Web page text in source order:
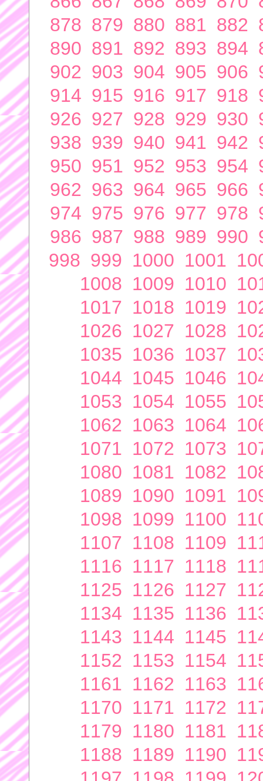
878 879 880 881 882
890 891 892 893 894
902 903 904 905 906
914 915 916 917 918
926 927 928 929 930
938 939 940 941 942
950 951 952 953 954
962 963 964 965 966
974 975 976 977 978
986 987 988 989 990
998 999 1000 1001
1008 1009 1010
1017 1018 1019
1026 1027 1028
1035 1036 1037
1044 1045 1046
1053 1054 1055
1062 1063 1064
1071 1072 1073
1080 1081 1082
1089 1090 1091
1098 1099 1100
1107 1108 1109
1116 1117 1118
1125 1126 1127
1134 1135 1136
1143 1144 1145
1152 1153 1154
1161 1162 1163
1170 1171 1172
1179 1180 1181
1188 1189 1190